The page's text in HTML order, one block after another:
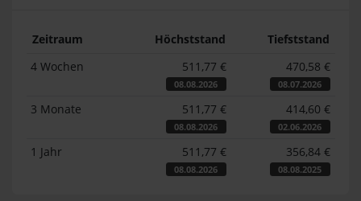
Zeitraum Höchststand
Tiefststand
4 Wochen
511,77 €
08.08.2026
470,58 €
08.07.2026
3 Monate 511,77 €
08.08.2026
414,60 €
02.06.2026
1 Jahr 511,77 €
08.08.2026
356,84 €
08.08.2025